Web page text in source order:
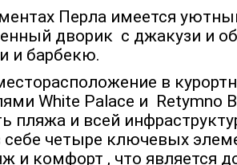
Перла имеется
дворик с джакузи и
и барбекю.
в
White Palace и Retymno
пляжа и всей
себе четыре ключевых
и комфорт , что является